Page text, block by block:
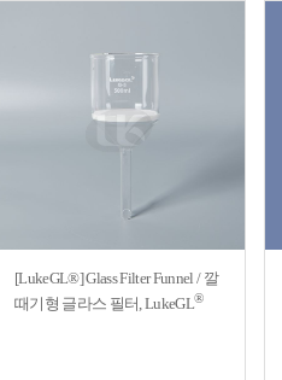
[LukeGL®] Glass Filter Funnel / 깔
때기형 글라스 필터, LukeGL®